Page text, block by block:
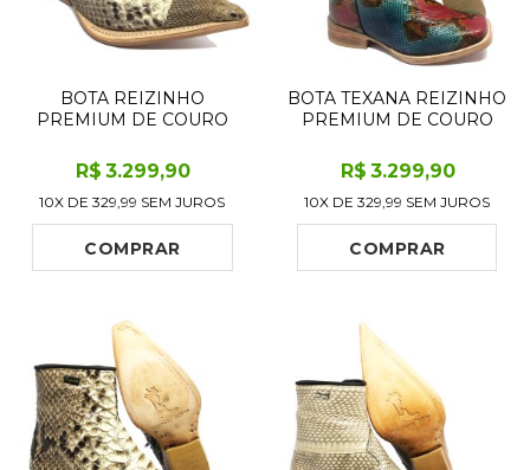
BOTA REIZINHO
PREMIUM DE COURO
PYTHON NATURAL COM
CABEÇA DE NAJA
LIMITED EDITION - CANO
CURTO, BICO FINO -
SOLADO DE COURO
ARTESANAL
R$ 3.299,90
10X DE329,99 SEM JUROS
COMPRAR
BOTA TEXANA REIZINHO
PREMIUM DE COURO
PYTHON LILLE LIMITED
EDITION - CANO ALTO,
BICO QUADRADO -
SOLADO DE COURO
ARTESANAL
R$ 3.299,90
10X DE329,99 SEM JUROS
COMPRAR